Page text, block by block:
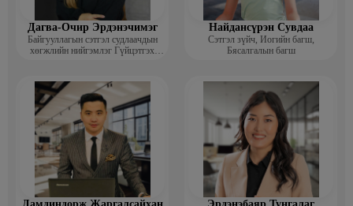
Дагва-Очир Эрдэнэчимэг
Байгууллагын сэтгэл судлаачдын
хөгжлийн нийгэмлэг Гүйцэтгэх
Найдансүрэн Сувдаа
Сэтгэл зүйч, Иогийн багш,
Бясалгалын багш